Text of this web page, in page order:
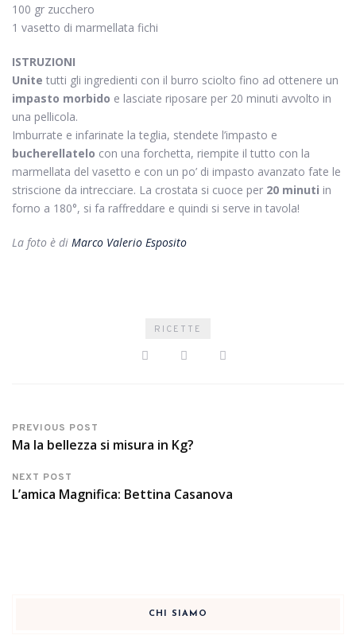
100 gr zucchero
1 vasetto di marmellata fichi
ISTRUZIONI
Unite tutti gli ingredienti con il burro sciolto fino ad ottenere un
impasto morbido e lasciate riposare per 20 minuti avvolto in
una pellicola.
Imburrate e infarinate la teglia, stendete l’impasto e
bucherellatelo con una forchetta, riempite il tutto con la
marmellata del vasetto e con un po’ di impasto avanzato fate le
striscione da intrecciare. La crostata si cuoce per 20 minuti in
forno a 180°, si fa raffreddare e quindi si serve in tavola!
La foto è di Marco Valerio Esposito
RICETTE
PREVIOUS POST
Ma la bellezza si misura in Kg?
NEXT POST
L’amica Magnifica: Bettina Casanova
CHI SIAMO